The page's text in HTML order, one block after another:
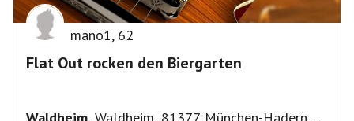
mano1, 62
Flat Out rocken den Biergarten